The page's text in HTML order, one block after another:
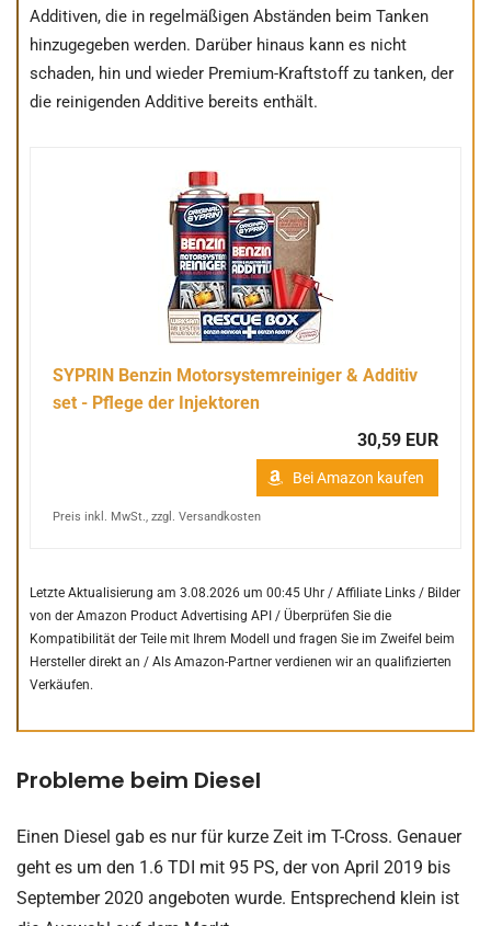
Additiven, die in regelmäßigen Abständen beim Tanken
hinzugegeben werden. Darüber hinaus kann es nicht
schaden, hin und wieder Premium-Kraftstoff zu tanken, der
die reinigenden Additive bereits enthält.
SYPRIN Benzin Motorsystemreiniger & Additiv
set - Pflege der Injektoren
30,59 EUR
Bei Amazon kaufen
Preis inkl. MwSt., zzgl. Versandkosten
Letzte Aktualisierung am 3.08.2026 um 00:45 Uhr / Affiliate Links / Bilder
von der Amazon Product Advertising API / Überprüfen Sie die
Kompatibilität der Teile mit Ihrem Modell und fragen Sie im Zweifel beim
Hersteller direkt an / Als Amazon-Partner verdienen wir an qualifizierten
Verkäufen.
Probleme beim Diesel
Einen Diesel gab es nur für kurze Zeit im T-Cross. Genauer
geht es um den 1.6 TDI mit 95 PS, der von April 2019 bis
September 2020 angeboten wurde. Entsprechend klein ist